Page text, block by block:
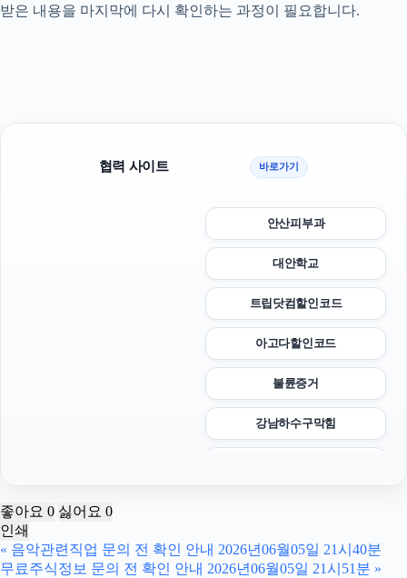
받은 내용을 마지막에 다시 확인하는 과정이 필요합니다.
협력 사이트 바로가기
안산피부과
대안학교
트립닷컴할인코드
아고다할인코드
불륜증거
강남하수구막힘
부산휴대폰성지
좋아요 0 싫어요 0
인쇄
« 음악관련직업 문의 전 확인 안내 2026년06월05일 21시40분
무료주식정보 문의 전 확인 안내 2026년06월05일 21시51분 »